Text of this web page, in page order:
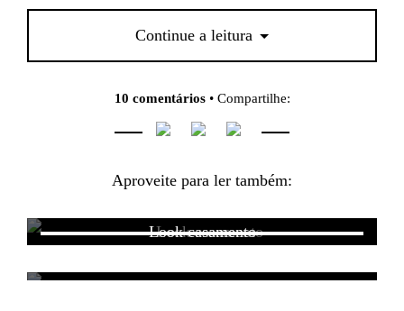
o que acharam do look, aprovado?
Continue a leitura
10 comentários• Compartilhe:
Aproveite para ler também:
Look casamento
Look daily